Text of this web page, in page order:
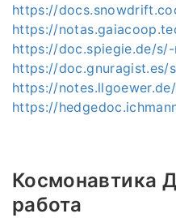
https://
https://
https://doc.spiegie.de/s/-
https://doc.gnuragist.es/
https://
https://
Космонавтика
работа